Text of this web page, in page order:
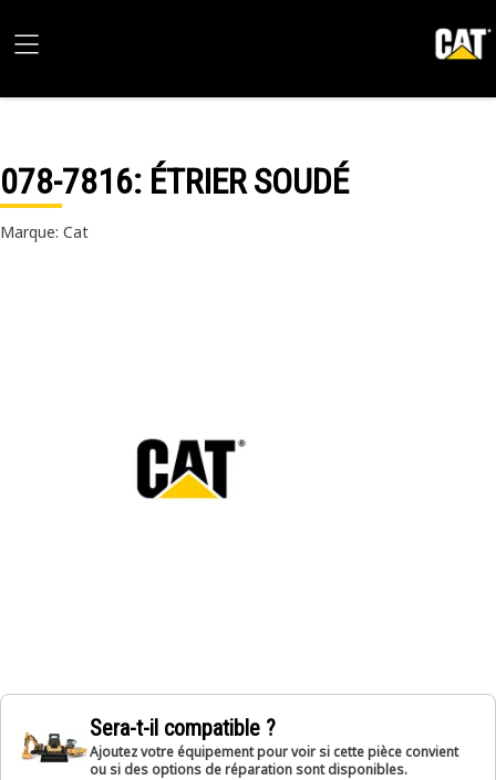
078-7816: ÉTRIER SOUDÉ
Marque: Cat
Sera-t-il compatible ?
Ajoutez votre équipement pour voir si cette pièce convient
ou si des options de réparation sont disponibles.